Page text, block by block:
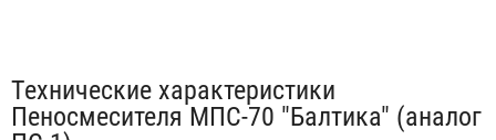
Табы
Технические характеристики
Пеносмесителя МПС-70 "Балтика" (аналог